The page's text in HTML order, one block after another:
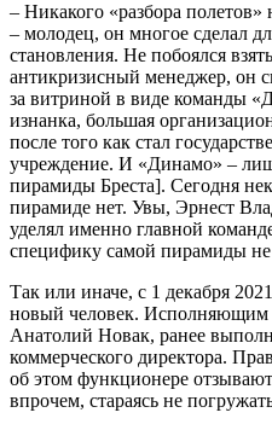
– Никакого «разбора
– молодец, он многое сделал
становления. Не побоялся
антикризисный менеджер, он
за витриной в виде команды
изнанка, большая
после того как стал
учреждение. И «Динамо» –
пирамиды Бреста]. Сегодня
пирамиде нет. Увы, Эрнест
уделял именно главной
специфику самой пирамиды не
Так или иначе, с 1 декабря
новый человек. Исполняющим
Анатолий Новак, ранее
коммерческого директора.
об этом функционере
впрочем, стараясь не